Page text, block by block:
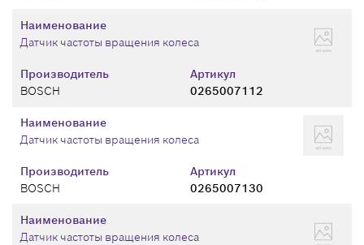
Производитель
BOSCH
Артикул
0265007112
Наименование
Датчик частоты вращения колеса
Производитель
BOSCH
Артикул
0265007130
Наименование
Датчик частоты вращения колеса
Наименование
Датчик частоты вращения колеса